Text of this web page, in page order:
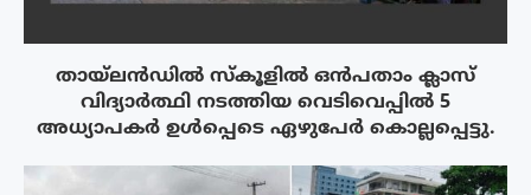
തായ്‌ലൻഡിൽ സ്കൂളിൽ ഒൻപതാം ക്ലാസ്
വിദ്യാർത്ഥി നടത്തിയ വെടിവെപ്പിൽ 5
അധ്യാപകർ ഉൾപ്പെടെ ഏഴുപേർ കൊല്ലപ്പെട്ടു.